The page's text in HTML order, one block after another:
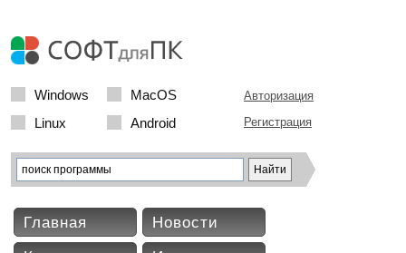
Windows
MacOS
Linux
Android
Авторизация
Регистрация
Главная
Новости